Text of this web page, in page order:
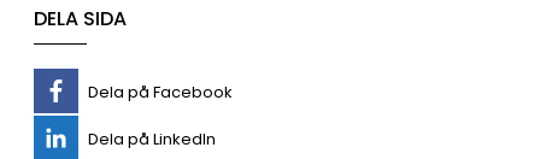
DELA SIDA
Dela på Facebook
Dela på LinkedIn